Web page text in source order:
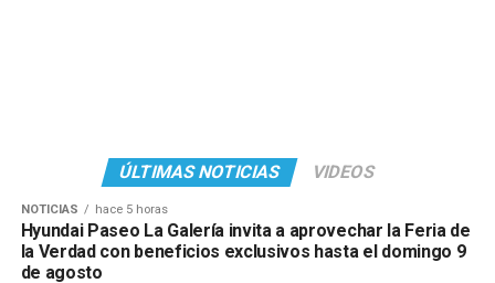
ÚLTIMAS NOTICIAS VIDEOS
NOTICIAS hace 5 horas
Hyundai Paseo La Galería invita a aprovechar la Feria de
la Verdad con beneficios exclusivos hasta el domingo 9
de agosto